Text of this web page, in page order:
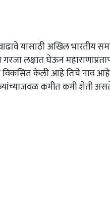
यासाठी अखिल भारतीय
लक्षात घेऊन
विकसित केली आहे तिचे नाव
कमीत कमी शेती